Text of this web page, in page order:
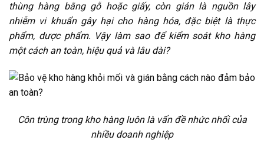
thùng hàng bằng gỗ hoặc giấy, còn gián là nguồn lây
nhiễm vi khuẩn gây hại cho hàng hóa, đặc biệt là thực
phẩm, dược phẩm. Vậy làm sao để kiểm soát kho hàng
một cách an toàn, hiệu quả và lâu dài?
Côn trùng trong kho hàng luôn là vấn đề nhức nhối của
nhiều doanh nghiệp